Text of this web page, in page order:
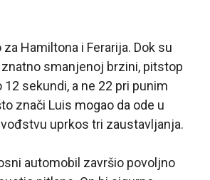
Hamiltona i Ferarija. Dok su
znatno smanjenoj brzini, pitstop
sekundi, a ne 22 pri punim
znači Luis mogao da ode u
uprkos tri zaustavljanja.
automobil završio povoljno